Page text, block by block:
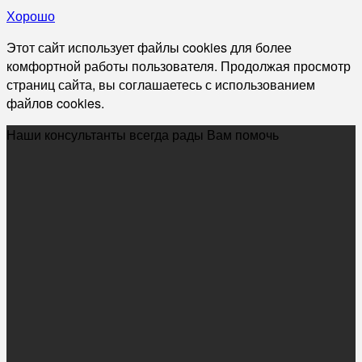
Хорошо
Этот сайт использует файлы cookies для более
комфортной работы пользователя. Продолжая просмотр
страниц сайта, вы соглашаетесь с использованием
файлов cookies.
Наши консультанты всегда рады Вам помочь